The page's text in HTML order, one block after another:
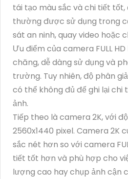
tái tạo màu sắc và chi tiết tốt,
thường được sử dụng trong
sát an ninh, quay video hoặc
Ưu điểm của camera FULL
chăng, dễ dàng sử dụng và
trường. Tuy nhiên, độ phân
có thể không đủ để ghi lại chi
ảnh.
Tiếp theo là camera 2K, với
2560x1440 pixel. Camera 2K
sắc nét hơn so với camera
tiết tốt hơn và phù hợp cho
lượng cao hay chụp ảnh cận